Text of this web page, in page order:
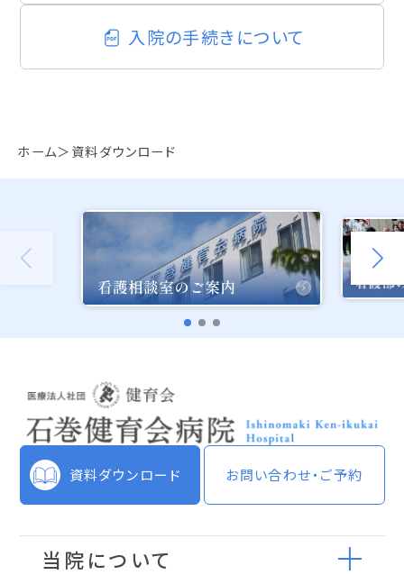
ホーム 資料ダウンロード
入院の手続きについて
資料ダウンロード お問い合わせ・ご予約
当院について